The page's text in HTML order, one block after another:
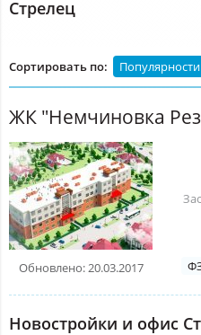
Стрелец
Сортировать по: Популярности
ЖК "Немчиновка
Обновлено: 20.03.2017
Новостройки и офис